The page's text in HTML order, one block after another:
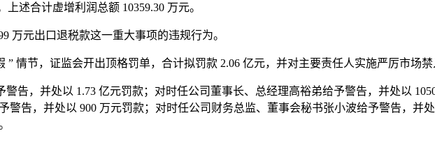
述合计虚增利润总额 10359.30 万元。
万元出口退税款这一重大事项的违规行为。
” 情节，证监会开出顶格罚单，合计拟罚款 2.06 亿元，并对主要责任人实施严厉市场禁
告，并处以 1.73 亿元罚款；对时任公司董事长、总经理高裕弟给予警告，并处以
警告，并处以 900 万元罚款；对时任公司财务总监、董事会秘书张小波给予警告，并